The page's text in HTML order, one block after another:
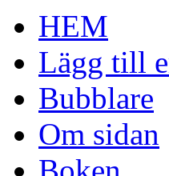
HEM
Lägg till
Bubblare
Om sidan